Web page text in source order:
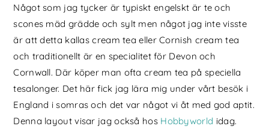
Något som jag tycker är typiskt engelskt är te och
scones mäd grädde och sylt men något jag inte visste
är att detta kallas cream tea eller Cornish cream tea
och traditionellt är en specialitet för Devon och
Cornwall. Där köper man ofta cream tea på speciella
tesalonger. Det här fick jag lära mig under vårt besök i
England i somras och det var något vi åt med god aptit.
Denna layout visar jag också hos Hobbyworld idag.